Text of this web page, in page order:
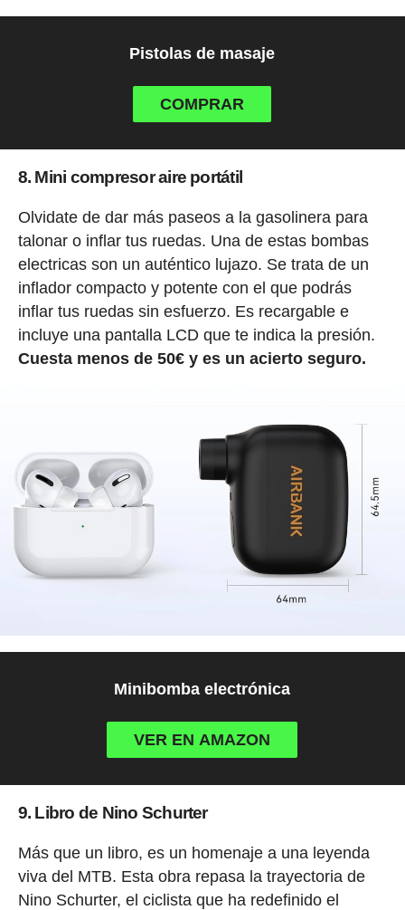
Pistolas de masaje
COMPRAR
8. Mini compresor aire portátil
Olvidate de dar más paseos a la gasolinera para
talonar o inflar tus ruedas. Una de estas bombas
electricas son un auténtico lujazo. Se trata de un
inflador compacto y potente con el que podrás
inflar tus ruedas sin esfuerzo. Es recargable e
incluye una pantalla LCD que te indica la presión.
Cuesta menos de 50€ y es un acierto seguro.
Minibomba electrónica
VER EN AMAZON
9. Libro de Nino Schurter
Más que un libro, es un homenaje a una leyenda
viva del MTB. Esta obra repasa la trayectoria de
Nino Schurter, el ciclista que ha redefinido el